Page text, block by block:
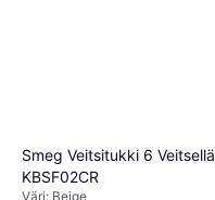
Smeg Veitsitukki 6 Veitsellä
KBSF02CR
Väri: Beige